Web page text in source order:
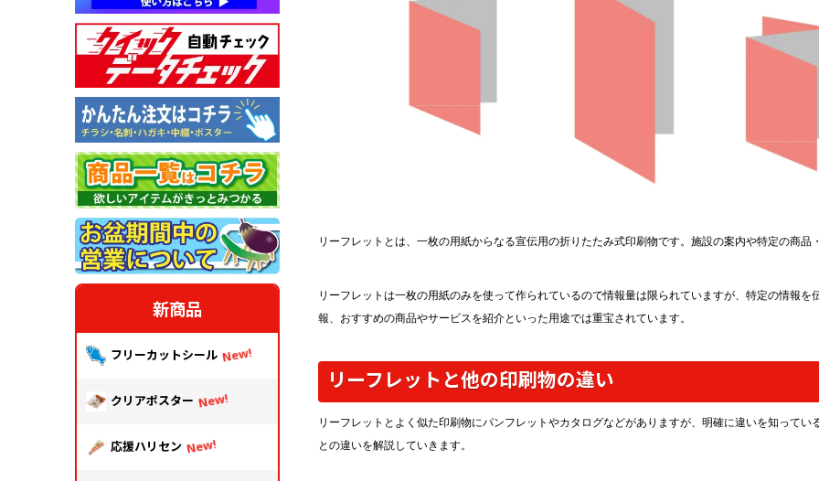
リーフレットとは、一枚の用紙からなる宣伝用の折りたたみ式印刷物です。施設の案内や特定の商
リーフレットは一枚の用紙のみを使って作られているので情報量は限られていますが、特定の情報
報、おすすめの商品やサービスを紹介といった用途では重宝されています。
リーフレットと他の印刷物の違い
リーフレットとよく似た印刷物にパンフレットやカタログなどがありますが、明確に違いを知って
との違いを解説していきます。
新商品
フリーカットシール
クリアポスター
応援ハリセン
データ
校正・印刷
お支払い
梱包・包装
発送・配送
変更・キャンセル
商品別のよくある質問
折り加工
中綴じ冊子
季節商品
封筒／クリアファイル